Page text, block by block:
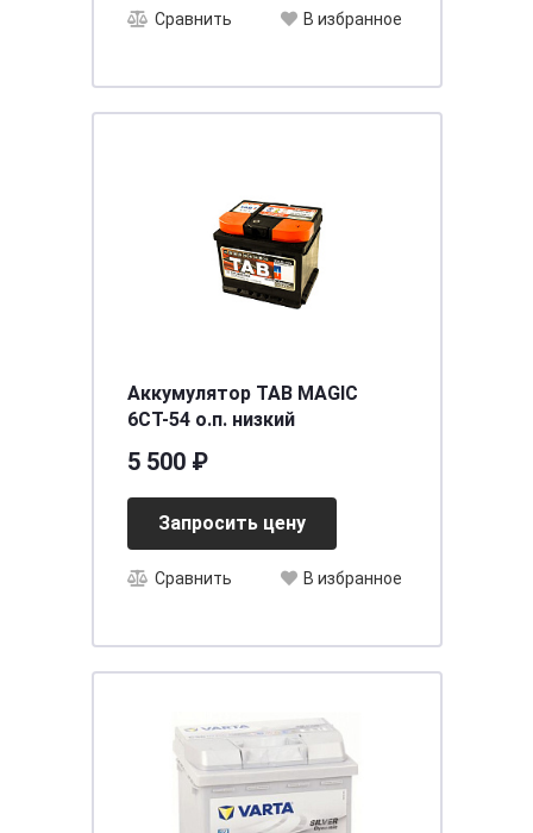
Сравнить В избранное
Аккумулятор TAB MAGIC
6СТ-54 о.п. низкий
5 500 ₽
Запросить цену
Сравнить В избранное